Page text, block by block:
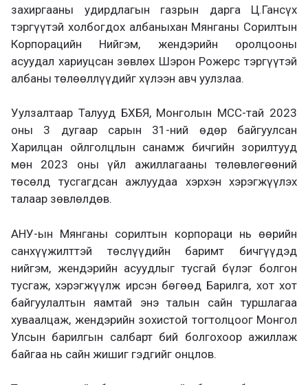
захиргааны удирдлагын газрын дарга Ц.Гансүх
тэргүүтэй холбогдох албаныхан Мянганы Сорилтын
Корпорацийн Нийгэм, жендэрийн оролцооны
асуудал хариуцсан зөвлөх Шэрон Рожерс тэргүүтэй
албаны төлөөллүүдийг хүлээн авч уулзлаа.
Уулзалтаар Талууд БХБЯ, Монголын МСС-тай 2023
оны 3 дугаар сарын 31-ний өдөр байгуулсан
Харилцан ойлголцлын санамж бичгийн зорилтууд
мөн 2023 оны үйл ажиллагааны төлөвлөгөөний
төсөлд тусгагдсан ажлуудаа хэрхэн хэрэгжүүлэх
талаар зөвлөлдөв.
АНУ-ын Мянганы сорилтын корпораци нь өөрийн
санхүүжилттэй төслүүдийн баримт бичгүүдэд
нийгэм, жендэрийн асуудлыг тусгай бүлэг болгон
тусгаж, хэрэгжүүлж ирсэн бөгөөд Барилга, хот хот
байгуулалтын яамтай энэ талын сайн туршлагаа
хуваалцаж, жендэрийн зохистой тогтолцоог Монгол
Улсын барилгын салбарт бий болгохоор ажиллаж
байгаа нь сайн жишиг гэдгийг онцлов.